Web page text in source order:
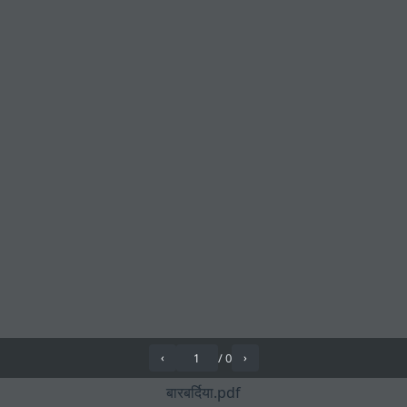
‹ /0 ›
बारबर्दिया.pdf